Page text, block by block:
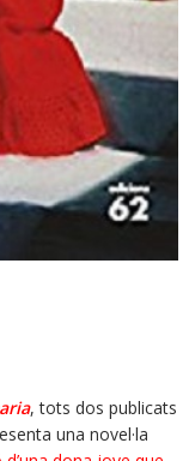
, tots dos publicats
una novel·la